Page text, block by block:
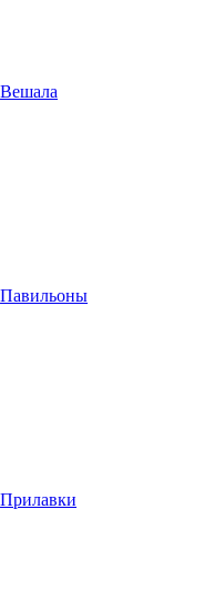
Вешала
Павильоны
Прилавки